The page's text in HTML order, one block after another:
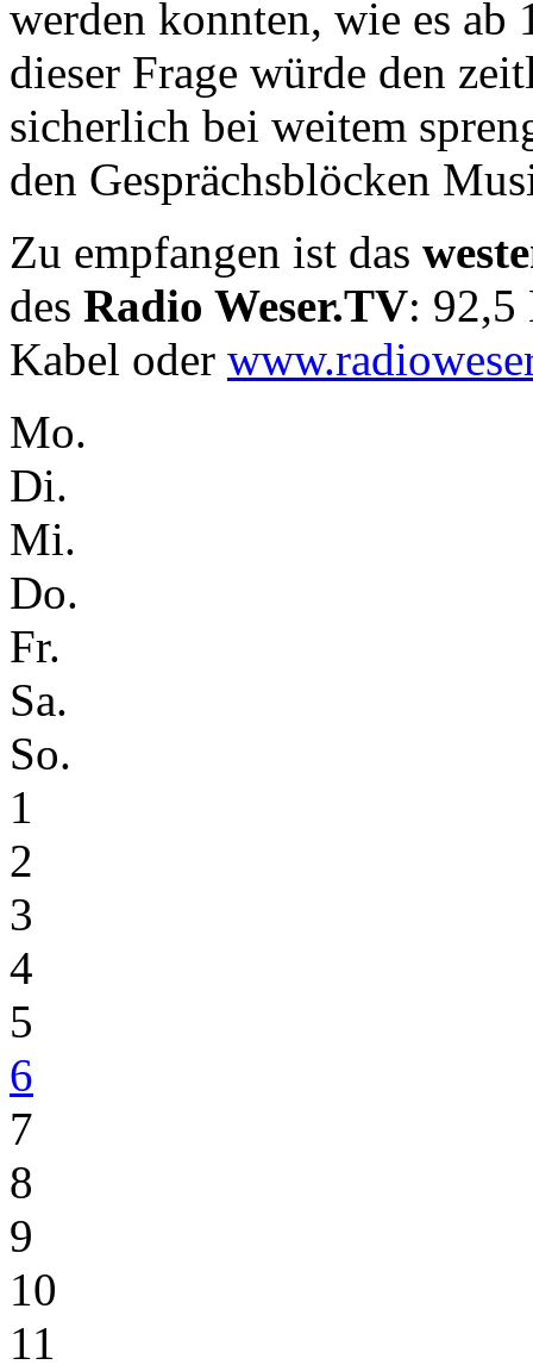
werden konnten, wie es ab
dieser Frage würde den
sicherlich bei weitem
den Gesprächsblöcken
Zu empfangen ist das
des Radio Weser.TV: 92,5
Kabel oder
Mo.
Di.
Mi.
Do.
Fr.
Sa.
So.
1
2
3
4
5
6
7
8
9
10
11